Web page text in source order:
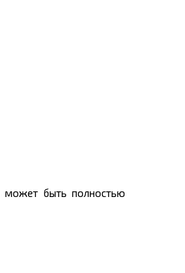
может быть полностью